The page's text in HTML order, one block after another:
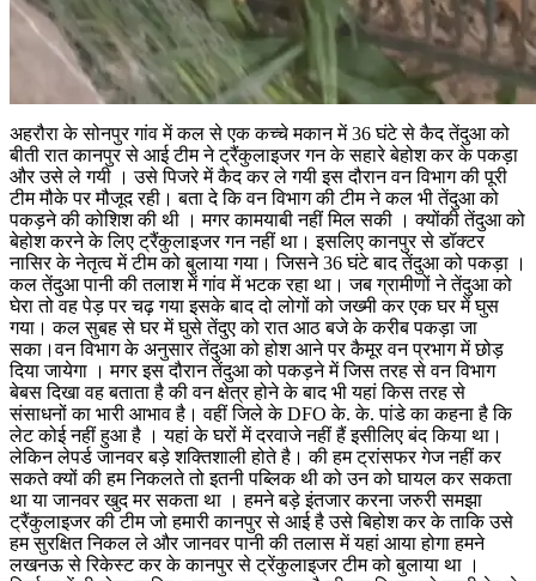
अहरौरा के सोनपुर गांव में कल से एक कच्चे मकान में 36 घंटे से कैद तेंदुआ को
बीती रात कानपुर से आई टीम ने ट्रैंकुलाइजर गन के सहारे बेहोश कर के पकड़ा
और उसे ले गयी । उसे पिजरे में कैद कर ले गयी इस दौरान वन विभाग की पूरी
टीम मौके पर मौजूद रही। बता दे कि वन विभाग की टीम ने कल भी तेंदुआ को
पकड़ने की कोशिश की थी । मगर कामयाबी नहीं मिल सकी । क्योंकी तेंदुआ को
बेहोश करने के लिए ट्रैंकुलाइजर गन नहीं था। इसलिए कानपुर से डॉक्टर
नासिर के नेतृत्व में टीम को बुलाया गया। जिसने 36 घंटे बाद तेंदुआ को पकड़ा ।
कल तेंदुआ पानी की तलाश में गांव में भटक रहा था। जब ग्रामीणों ने तेंदुआ को
घेरा तो वह पेड़ पर चढ़ गया इसके बाद दो लोगों को जख्मी कर एक घर में घुस
गया। कल सुबह से घर में घुसे तेंदुए को रात आठ बजे के करीब पकड़ा जा
सका।वन विभाग के अनुसार तेंदुआ को होश आने पर कैमूर वन प्रभाग में छोड़
दिया जायेगा । मगर इस दौरान तेंदुआ को पकड़ने में जिस तरह से वन विभाग
बेबस दिखा वह बताता है की वन क्षेत्र होने के बाद भी यहां किस तरह से
संसाधनों का भारी आभाव है। वहीं जिले के DFO के. के. पांडे का कहना है कि
लेट कोई नहीं हुआ है । यहां के घरों में दरवाजे नहीं हैं इसीलिए बंद किया था।
लेकिन लेपर्ड जानवर बड़े शक्तिशाली होते है। की हम ट्रांसफर गेज नहीं कर
सकते क्यों की हम निकलते तो इतनी पब्लिक थी को उन को घायल कर सकता
था या जानवर खुद मर सकता था । हमने बड़े इंतजार करना जरुरी समझा
ट्रैंकुलाइजर की टीम जो हमारी कानपुर से आई है उसे बिहोश कर के ताकि उसे
हम सुरक्षित निकल ले और जानवर पानी की तलास में यहां आया होगा हमने
लखनऊ से रिकेस्ट कर के कानपुर से ट्रेंकुलाइजर टीम को बुलाया था ।